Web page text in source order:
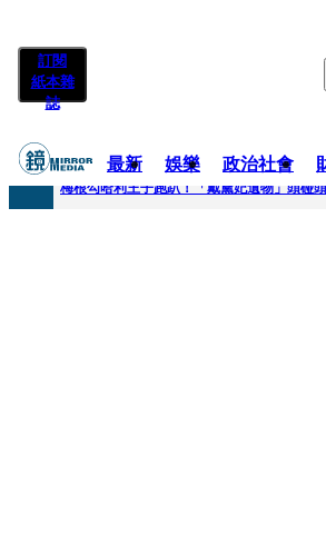
訂閱
紙本雜
誌
最新 娛樂 政治社會
快訊